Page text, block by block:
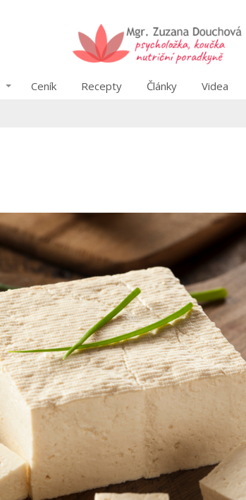
Ceník Recepty Články Videa